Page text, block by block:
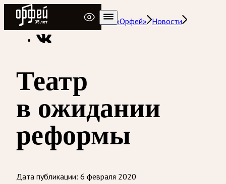
Радио Орфей
Радио классической музыки «Орфей» Новости
Театр
в ожидании
реформы
Дата публикации: 6 февраля 2020